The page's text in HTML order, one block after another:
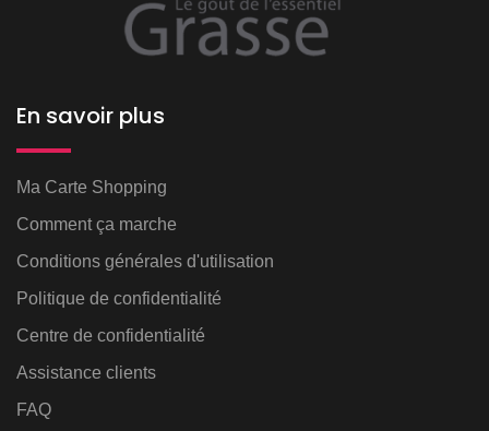
En savoir plus
Ma Carte Shopping
Comment ça marche
Conditions générales d'utilisation
Politique de confidentialité
Centre de confidentialité
Assistance clients
FAQ